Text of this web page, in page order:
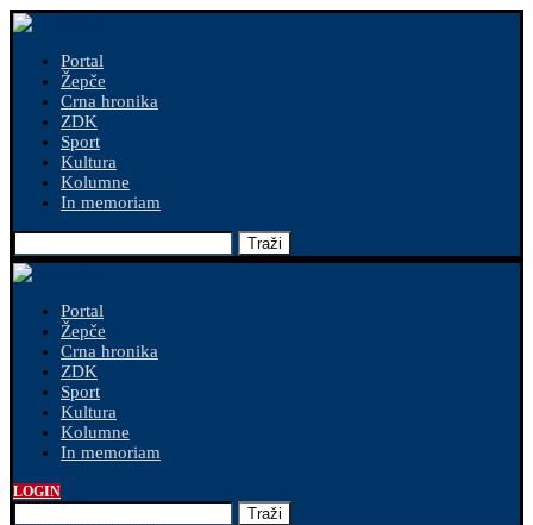
Portal
Žepče
Crna hronika
ZDK
Sport
Kultura
Kolumne
In memoriam
Traži
Portal
Žepče
Crna hronika
ZDK
Sport
Kultura
Kolumne
In memoriam
LOGIN
Traži